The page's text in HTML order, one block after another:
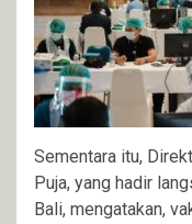
Sementara itu,
Puja, yang hadir
Bali, mengatakan,